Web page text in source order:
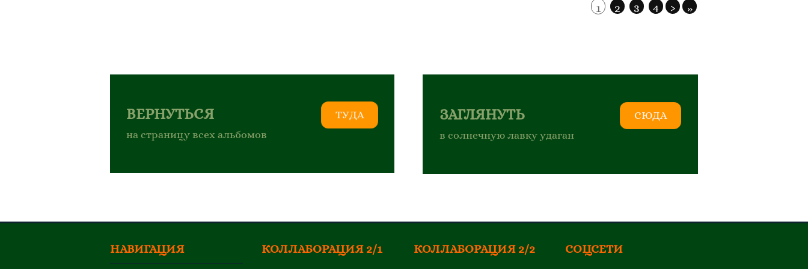
1 2 3 4 › »
ВЕРНУТЬСЯ
на страницу всех альбомов
ТУДА ЗАГЛЯНУТЬ
в солнечную лавку удаган
СЮДА
НАВИГАЦИЯ КОЛЛАБОРАЦИЯ 2/1 КОЛЛАБОРАЦИЯ 2/2 СОЦСЕТИ